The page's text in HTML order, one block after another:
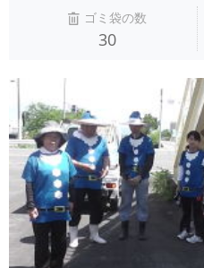
ゴミ袋の数
30